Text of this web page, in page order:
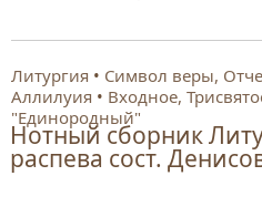
Литургия Символ веры,
Аллилуия
Входное,
"Единородный"
Нотный сборник
распева сост.